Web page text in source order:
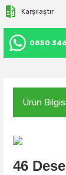
Karşılaştır
0850
Ürün
46